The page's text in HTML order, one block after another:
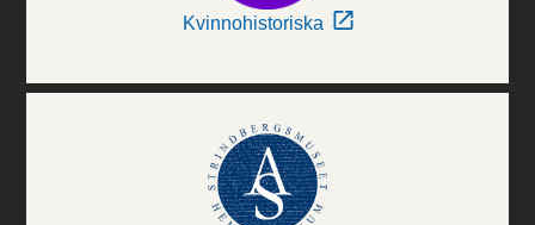
Kvinnohistoriska